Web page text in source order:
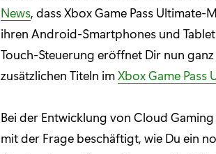
News, dass Xbox Game Pass
ihren Android-Smartphones und
Touch-Steuerung eröffnet Dir nun
zusätzlichen Titeln imXbox Game Pass
Bei der Entwicklung von Cloud
mit der Frage beschäftigt, wie Du ein